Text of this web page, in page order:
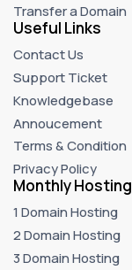
Transfer a Domain
Useful Links
Contact Us
Support Ticket
Knowledgebase
Annoucement
Terms & Condition
Privacy Policy
Monthly Hosting
1 Domain Hosting
2 Domain Hosting
3 Domain Hosting